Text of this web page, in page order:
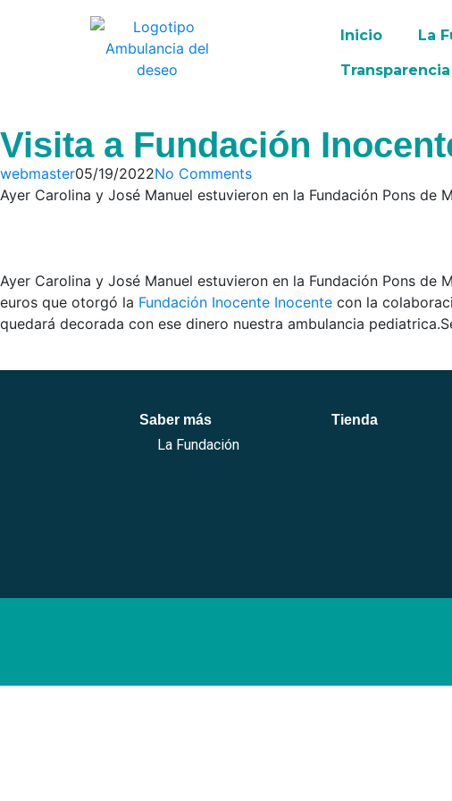
Inicio La
Transparencia
Visita a Fundación
webmaster05/19/2022No Comments
Ayer Carolina y José Manuel estuvieron en la Fundación Pons de
Ayer Carolina y José Manuel estuvieron en la Fundación Pons
euros que otorgó la Fundación Inocente Inocente con la
quedará decorada con ese dinero nuestra ambulancia
Saber más
La Fundación
Tienda